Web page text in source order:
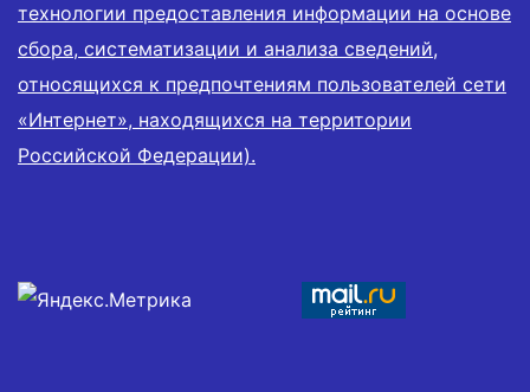
технологии предоставления информации на основе
сбора, систематизации и анализа сведений,
относящихся к предпочтениям пользователей сети
«Интернет», находящихся на территории
Российской Федерации).